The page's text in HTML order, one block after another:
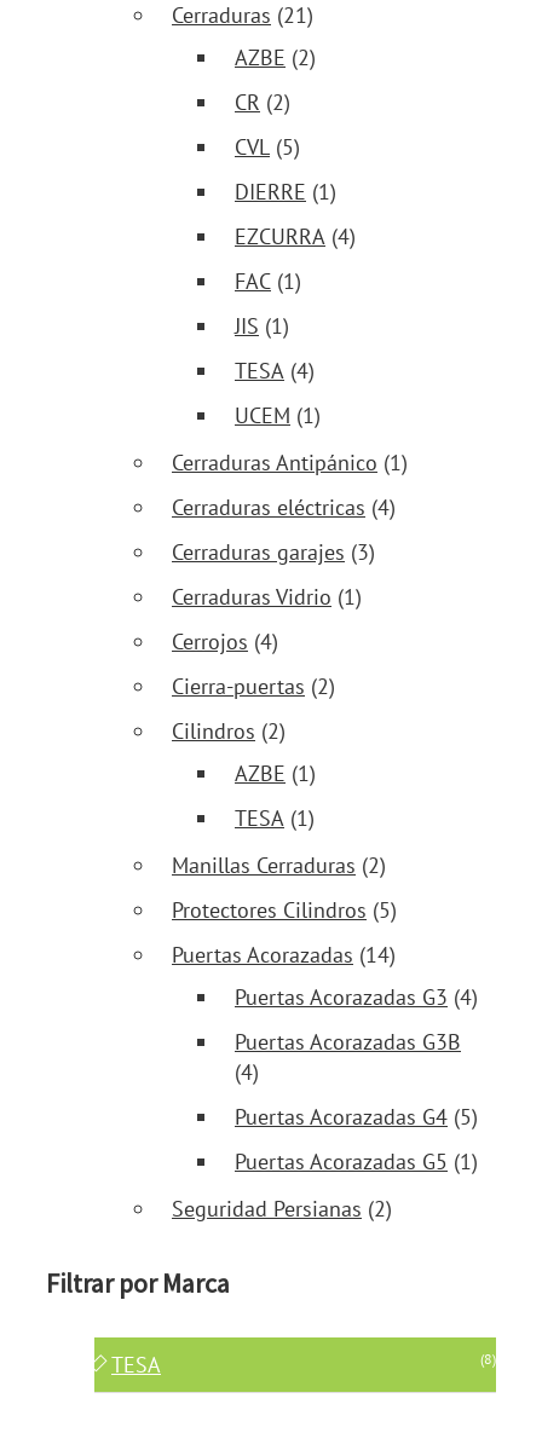
Cerraduras (21)
AZBE (2)
CR (2)
CVL (5)
DIERRE (1)
EZCURRA (4)
FAC (1)
JIS (1)
TESA (4)
UCEM (1)
Cerraduras Antipánico (1)
Cerraduras eléctricas (4)
Cerraduras garajes (3)
Cerraduras Vidrio (1)
Cerrojos (4)
Cierra-puertas (2)
Cilindros (2)
AZBE (1)
TESA (1)
Manillas Cerraduras (2)
Protectores Cilindros (5)
Puertas Acorazadas (14)
Puertas Acorazadas G3 (4)
Puertas Acorazadas G3B
(4)
Puertas Acorazadas G4 (5)
Puertas Acorazadas G5 (1)
Seguridad Persianas (2)
Filtrar por Marca
TESA (8)